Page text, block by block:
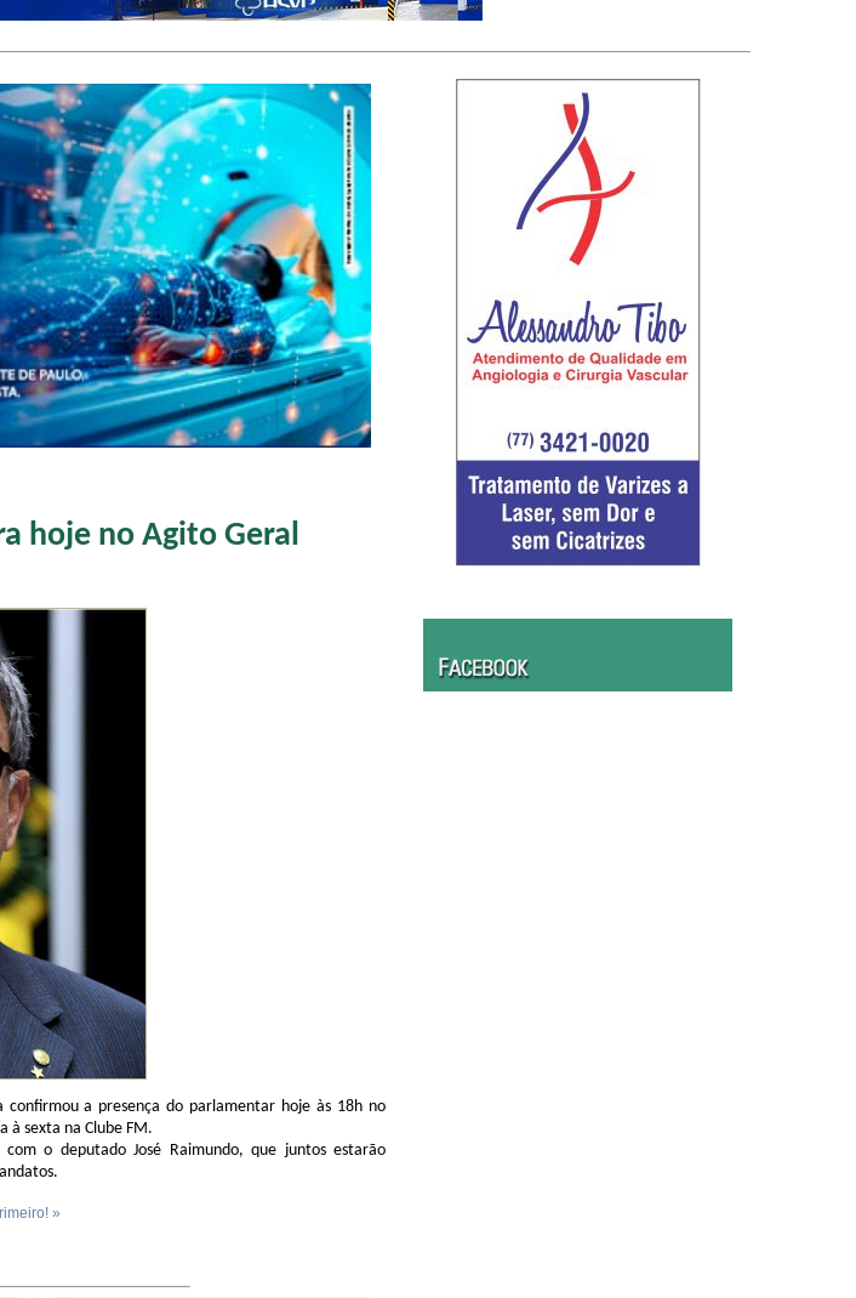
hoje no Agito Geral
confirmou a presença do parlamentar hoje às 18h no
à sexta na Clube FM.
o deputado José Raimundo, que juntos estarão
»